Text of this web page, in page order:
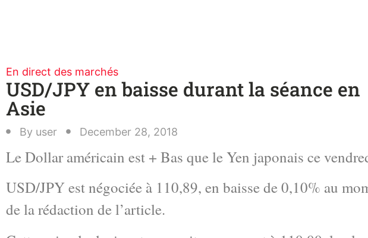
En direct des marchés
USD/JPY en baisse durant la séance en
Asie
By user December 28, 2018
Le Dollar américain est + Bas que le Yen japonais ce
USD/JPY est négociée à 110,89, en baisse de 0,10% au
de la rédaction de l’article.